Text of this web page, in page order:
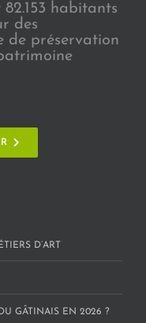
habitants
des
de préservation
D’ART
GÂTINAIS EN 2026 ?